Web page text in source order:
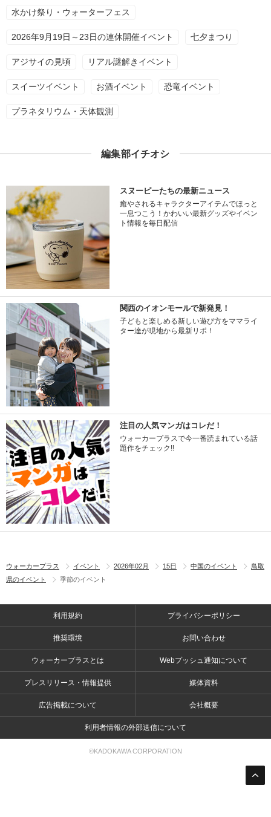
水かけ祭り・ウォーターフェス
2026年9月19日～23日の連休開催イベント 七夕まつり
アジサイの見頃 リアル謎解きイベント
スイーツイベント お酒イベント 恐竜イベント
プラネタリウム・天体観測
編集部イチオシ
スヌーピーたちの最新ニュース
癒やされるキャラクターアイテムでほっと
一息つこう！かわいい最新グッズやイベン
ト情報を毎日配信
関西のイオンモールで新発見！
子どもと楽しめる新しい遊び方をママライ
ター達が現地から最新リポ！
注目の人気マンガはコレだ！
ウォーカープラスで今一番読まれている話
題作をチェック!!
ウォーカープラス イベント 2026年02月 15日 中国のイベント
鳥取
県のイベント
季節のイベント
利用規約 プライバシーポリシー
推奨環境 お問い合わせ
ウォーカープラスとは Webプッシュ通知について
プレスリリース・情報提供 媒体資料
広告掲載について 会社概要
利用者情報の外部送信について
©KADOKAWA CORPORATION